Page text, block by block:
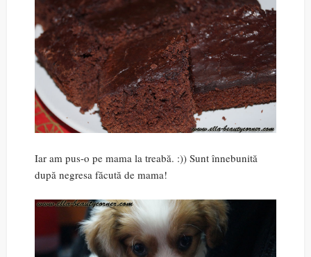
Iar am pus-o pe mama la treabă. :)) Sunt înnebunită
după negresa făcută de mama!